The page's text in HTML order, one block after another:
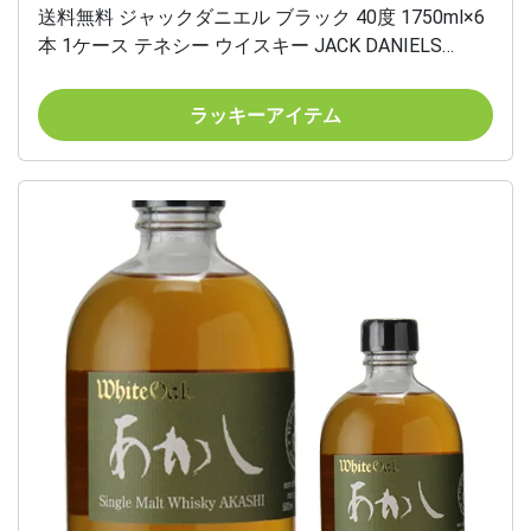
送料無料 ジャックダニエル ブラック 40度 1750ml×6
本 1ケース テネシー ウイスキー JACK DANIELS
ラッキーアイテム